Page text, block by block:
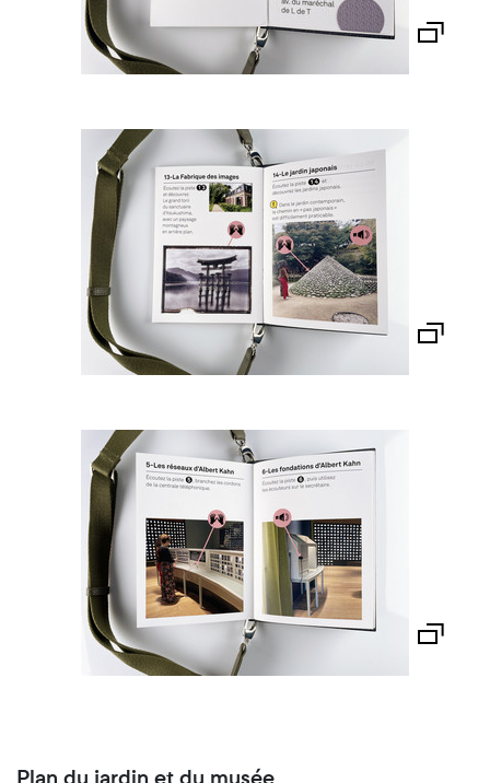
Plan du jardin et du musée